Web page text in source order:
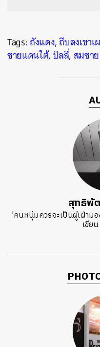
Tags:ถังแดง,ถีบลงเขา
ชายแดนใต้,บิลลี่,สมชา
สุทธิพั
'คนหนุ่มควรจะเป็นผู้เฝ้าม
เขีย